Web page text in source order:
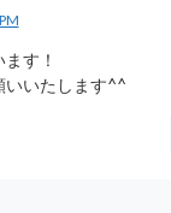
す！
いいたします^^